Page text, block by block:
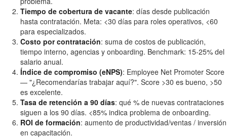
Tiempo de cobertura de vacante: días desde publicación
hasta contratación. Meta: <30 días para roles operativos, <60
para especializados.
Costo por contratación: suma de costos de publicación,
tiempo interno, agencias y onboarding. Benchmark: 15-25% del
salario anual.
Índice de compromiso (eNPS): Employee Net Promoter Score
— "¿Recomendarías trabajar aquí?". Score >30 es bueno, >50
es excelente.
Tasa de retención a 90 días: qué % de nuevas contrataciones
siguen a los 90 días. <85% indica problema de onboarding.
ROI de formación: aumento de productividad/ventas / inversión
en capacitación.